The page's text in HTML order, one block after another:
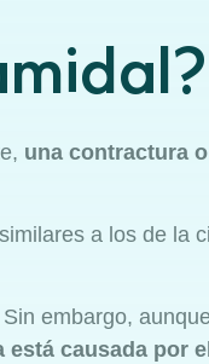
una contractura
a los de la
embargo,
está causada por